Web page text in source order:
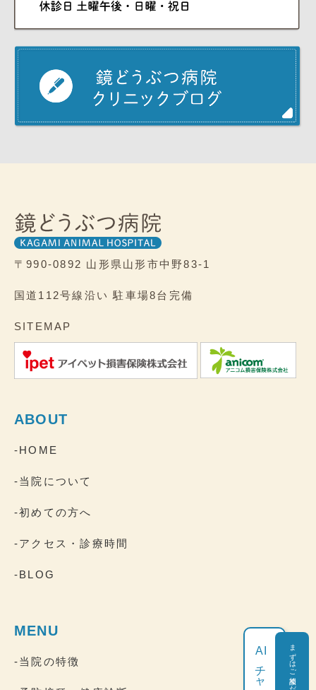
〒990-0892 山形県山形市中野83-1
国道112号線沿い 駐車場8台完備
SITEMAP
ABOUT
-HOME
-当院について
-初めての方へ
-アクセス・診療時間
-BLOG
MENU
-当院の特徴
AI まずはご相談ください